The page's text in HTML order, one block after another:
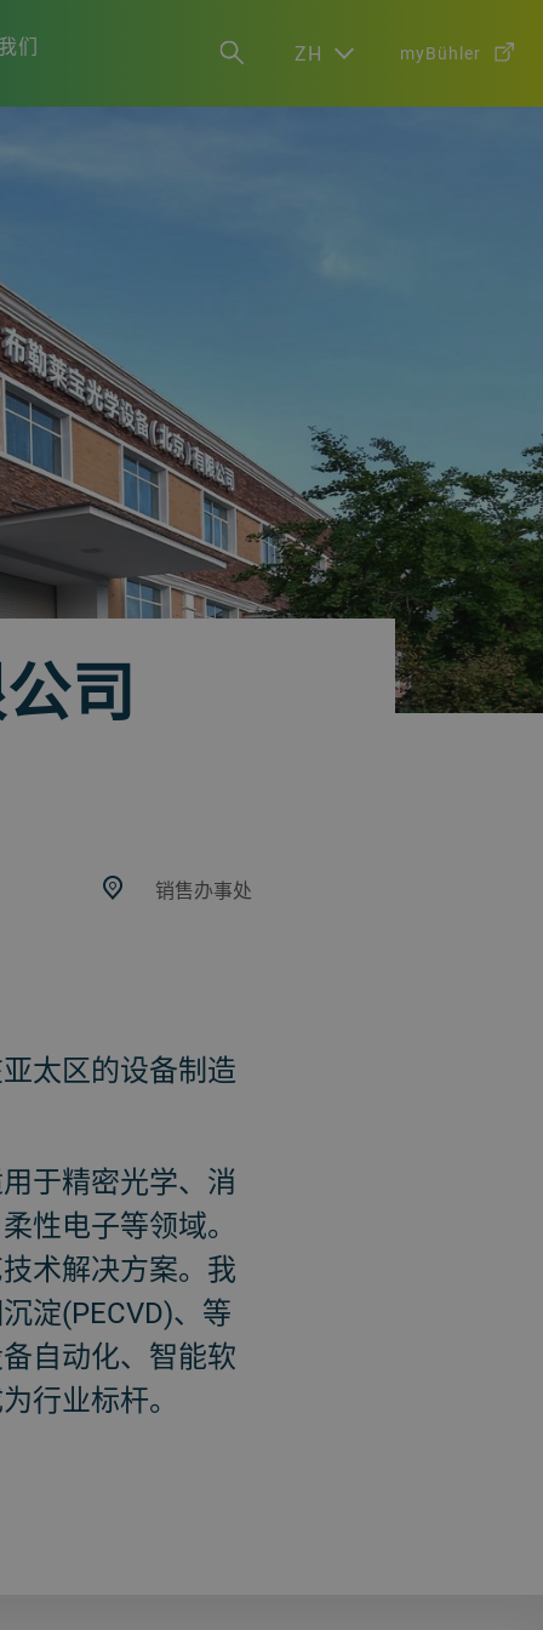
们 ZH myBühler
司
销售办事处
太区的设备制造
于精密光学、消
性电子等领域。
术解决方案。我
淀(PECVD)、等
自动化、智能软
行业标杆。